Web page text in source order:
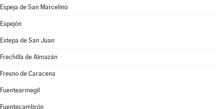
Espeja de San Marcelino
Espejón
Estepa de San Juan
Frechilla de Almazán
Fresno de Caracena
Fuentearmegil
Fuentecambrón